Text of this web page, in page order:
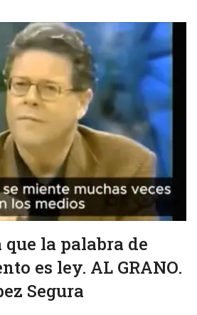
la palabra de
es ley. AL GRANO.
Segura